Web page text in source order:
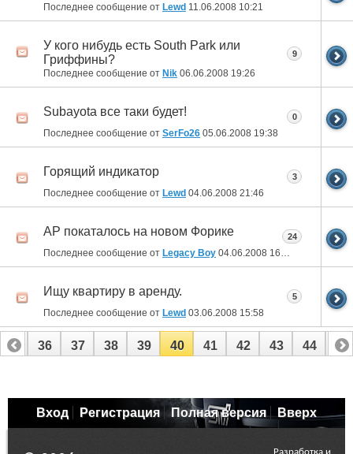
Последнее сообщение от Lewd 11.06.2008 10:21
У кого нибудь есть South Park или
Гриффины?
Последнее сообщение от Nik 06.06.2008 19:26
9
Subayota все таки будет!
Последнее сообщение от SerFo26 05.06.2008 19:38
0
Горящий индикатор
Последнее сообщение от Lewd 04.06.2008 21:46
3
АР покаталось на новом Форике
Последнее сообщение от Legacy Boy 04.06.2008 16:37
24
Ищу квартиру в аренду.
Последнее сообщение от Lewd 03.06.2008 15:58
5
35 36 37 38 39 40 41 42 43 44 45
Вход Регистрация Полная версия Вверх
Разработка и